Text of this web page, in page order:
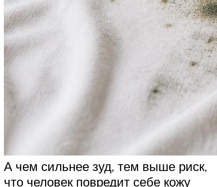
А чем сильнее зуд, тем выше риск,
что человек повредит себе кожу